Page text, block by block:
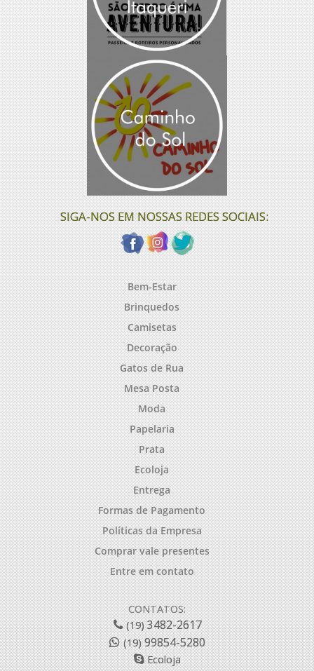
SIGA-NOS EM NOSSAS REDES SOCIAIS:
Bem-Estar
Brinquedos
Camisetas
Decoração
Gatos de Rua
Mesa Posta
Moda
Papelaria
Prata
Ecoloja
Entrega
Formas de Pagamento
Políticas da Empresa
Comprar vale presentes
Entre em contato
CONTATOS:
(19)3482-2617
(19)99854-5280
Ecoloja